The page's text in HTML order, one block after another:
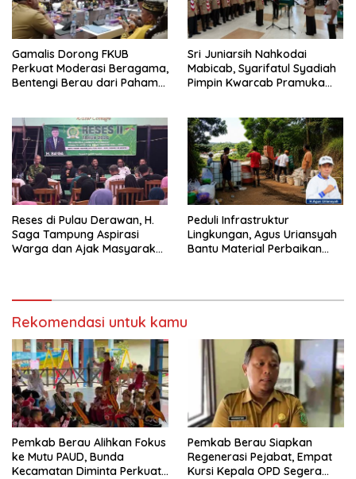
Gamalis Dorong FKUB
Perkuat Moderasi Beragama,
Bentengi Berau dari Paham
Sri Juniarsih Nahkodai
Mabicab, Syarifatul Syadiah
Pimpin Kwarcab Pramuka
Reses di Pulau Derawan, H.
Saga Tampung Aspirasi
Warga dan Ajak Masyarakat
Peduli Infrastruktur
Lingkungan, Agus Uriansyah
Bantu Material Perbaikan
Rekomendasi untuk kamu
Pemkab Berau Alihkan Fokus
ke Mutu PAUD, Bunda
Kecamatan Diminta Perkuat
Pemkab Berau Siapkan
Regenerasi Pejabat, Empat
Kursi Kepala OPD Segera